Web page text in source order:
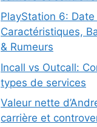
PlayStation 6:
Caractéristiques,
& Rumeurs
Incall vs Outcall:
types de services
Valeur nette
carrière et